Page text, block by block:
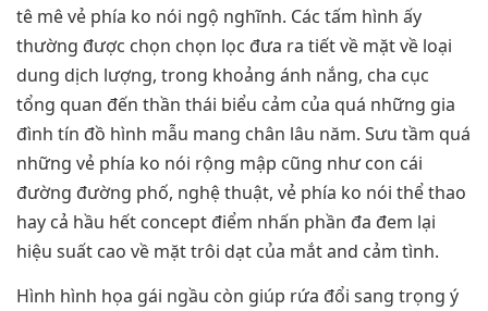
tê mê vẻ phía ko nói ngộ nghĩnh. Các tấm hình ấy
thường được chọn chọn lọc đưa ra tiết về mặt về loại
dung dịch lượng, trong khoảng ánh nắng, cha cục
tổng quan đến thần thái biểu cảm của quá những gia
đình tín đồ hình mẫu mang chân lâu năm. Sưu tầm quá
những vẻ phía ko nói rộng mập cũng như con cái
đường đường phố, nghệ thuật, vẻ phía ko nói thể thao
hay cả hầu hết concept điểm nhấn phần đa đem lại
hiệu suất cao về mặt trôi dạt của mắt and cảm tình.
Hình hình họa gái ngầu còn giúp rứa đổi sang trọng ý